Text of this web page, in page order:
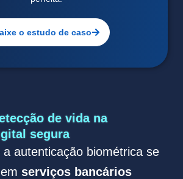
o estudo de caso
de vida na
segura
autenticação biométrica se
serviços bancários